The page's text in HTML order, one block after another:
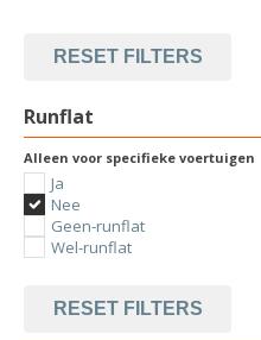
RESET FILTERS
Runflat
Alleen voor specifieke voertuigen
Ja
Nee
Geen-runflat
Wel-runflat
RESET FILTERS